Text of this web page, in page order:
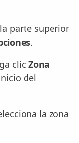
parte superior
.
clic Zona
del
la zona